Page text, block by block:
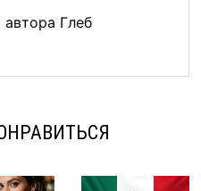
Глеб